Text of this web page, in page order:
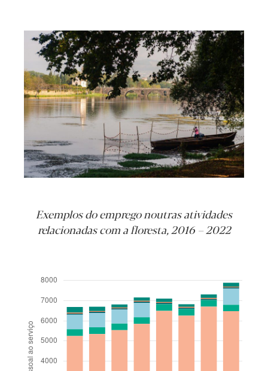
Exemplos do emprego noutras atividades
relacionadas com a floresta, 2016 – 2022